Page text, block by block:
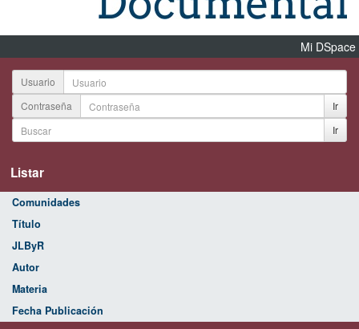
Mi DSpace
Usuario
Contraseña
Ir
Ir
Listar
Comunidades
Título
JLByR
Autor
Materia
Fecha Publicación